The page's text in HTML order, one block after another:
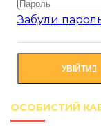
Забули
УВІЙТИ
ОСОБИСТИЙ